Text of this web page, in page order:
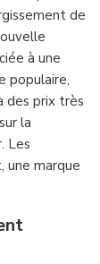
de
à une
populaire,
des prix très
la
Les
une marque